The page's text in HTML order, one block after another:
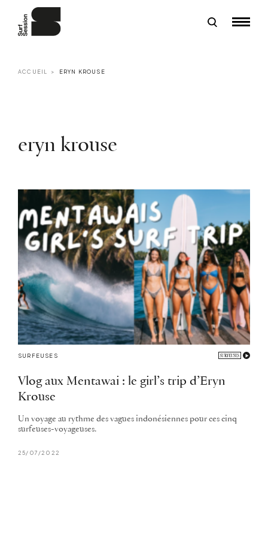
ACCUEIL ERYN KROUSE
eryn krouse
SURFEUSES
Vlog aux Mentawai : le girl’s trip d’Eryn
Krouse
Un voyage au rythme des vagues indonésiennes pour ces cinq
surfeuses-voyageuses.
25/07/2022